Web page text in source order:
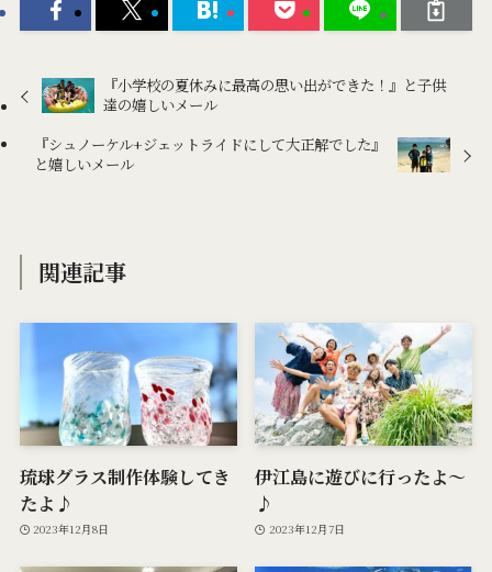
『小学校の夏休みに最高の思い出ができた！』と子供
達の嬉しいメール
『シュノーケル+ジェットライドにして大正解でした』
と嬉しいメール
関連記事
琉球グラス制作体験してき
たよ♪
2023年12月8日
伊江島に遊びに行ったよ〜
♪
2023年12月7日